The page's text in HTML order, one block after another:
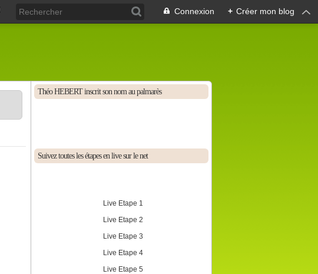
Connexion + Créer mon blog
Théo HEBERT inscrit son nom au palmarès
Suivez toutes les étapes en live sur le net
Live Etape 1
Live Etape 2
Live Etape 3
Live Etape 4
Live Etape 5